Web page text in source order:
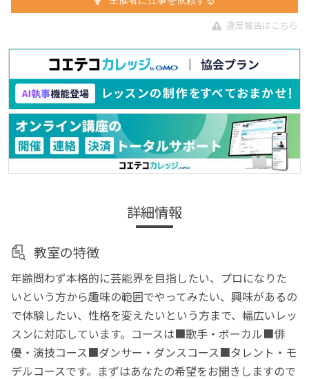
違反報告はこちら
詳細情報
教室の特徴
年齢問わず本格的に芸能界を目指したい、プロになりた
いという方から趣味の範囲でやってみたい、興味があるの
で体験したい、性格を変えたいという方まで、幅広いレッ
スンに対応しています。コースは■歌手・ボーカル■俳
優・演技コース■ダンサー・ダンスコース■タレント・モ
デルコースです。まずはあなたの希望をお聞きしますので